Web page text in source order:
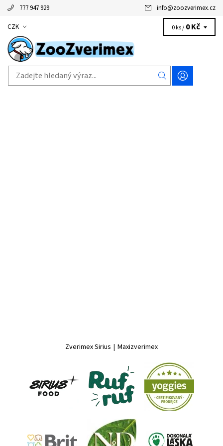
777 947 929 info@zoozverimex.cz
CZK 0 ks / 0 Kč
Zverimex Sirius | Maxizverimex